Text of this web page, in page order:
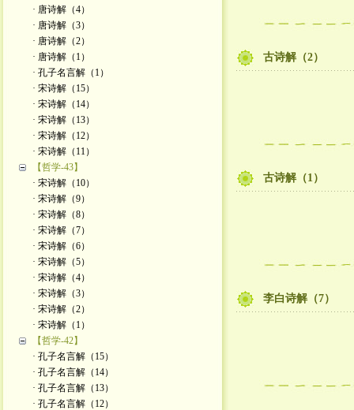
· 唐诗解（4）
· 唐诗解（3）
· 唐诗解（2）
· 唐诗解（1）
· 孔子名言解（1）
· 宋诗解（15）
· 宋诗解（14）
· 宋诗解（13）
· 宋诗解（12）
· 宋诗解（11）
【哲学-43】
· 宋诗解（10）
· 宋诗解（9）
· 宋诗解（8）
· 宋诗解（7）
· 宋诗解（6）
· 宋诗解（5）
· 宋诗解（4）
· 宋诗解（3）
· 宋诗解（2）
· ​宋诗解（1）
【哲学-42】
· 孔子名言解（15）
· 孔子名言解（14）
· 孔子名言解（13）
· 孔子名言解（12）
古诗解（2）
古诗解（1）
李白诗解（7）